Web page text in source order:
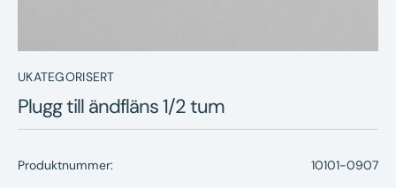
UKATEGORISERT
Plugg till ändfläns 1/2 tum
Produktnummer: 10101-0907